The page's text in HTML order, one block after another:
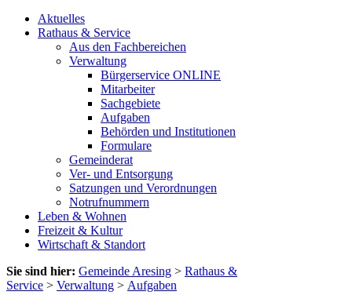
Aktuelles
Rathaus & Service
Aus den Fachbereichen
Verwaltung
Bürgerservice ONLINE
Mitarbeiter
Sachgebiete
Aufgaben
Behörden und Institutionen
Formulare
Gemeinderat
Ver- und Entsorgung
Satzungen und Verordnungen
Notrufnummern
Leben & Wohnen
Freizeit & Kultur
Wirtschaft & Standort
Sie sind hier: Gemeinde Aresing > Rathaus &
Service > Verwaltung > Aufgaben